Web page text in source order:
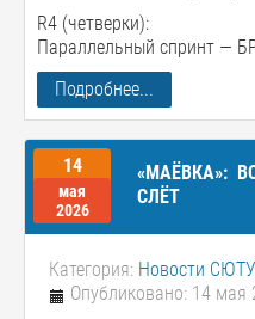
R4 (четверки):
Параллельный спринт —
Подробнее...
14
мая
2026
«МАЁВКА»:
СЛЁТ
Категория: Новости
Опубликовано: 14 мая